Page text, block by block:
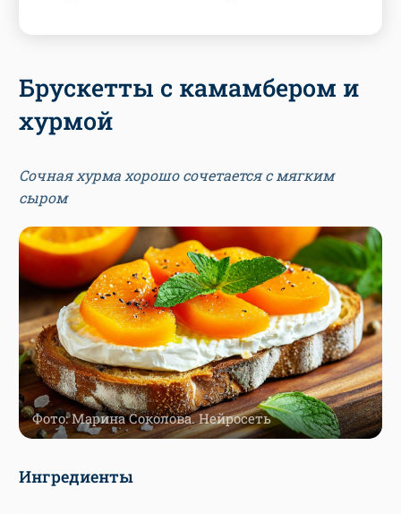
Брускетты с камамбером и
хурмой
Сочная хурма хорошо сочетается с мягким
сыром
Фото: Марина Соколова. Нейросеть
Ингредиенты